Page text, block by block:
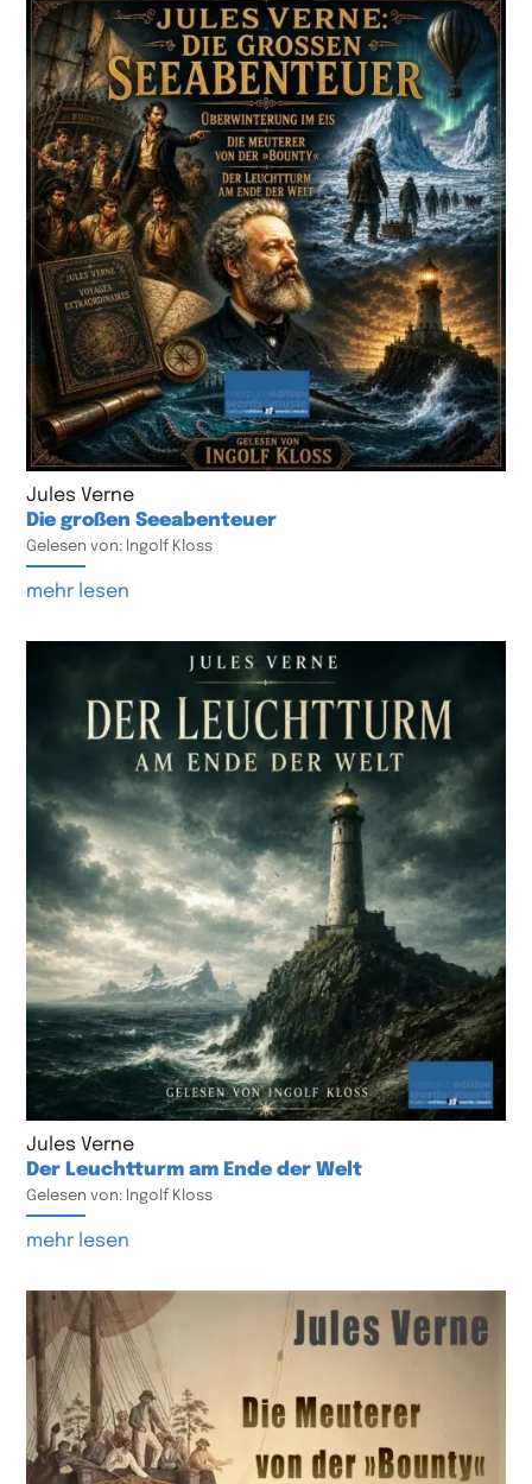
Jules Verne
Die großen Seeabenteuer
Gelesen von: Ingolf Kloss
mehr lesen
Jules Verne
Der Leuchtturm am Ende der Welt
Gelesen von: Ingolf Kloss
mehr lesen